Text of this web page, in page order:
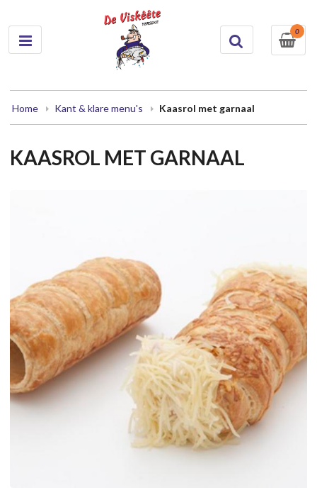
0
Home Kant & klare menu's Kaasrol met garnaal
KAASROL MET GARNAAL